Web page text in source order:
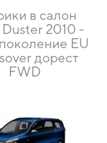
в салон
Duster 2010 -
EU
дорест
FWD